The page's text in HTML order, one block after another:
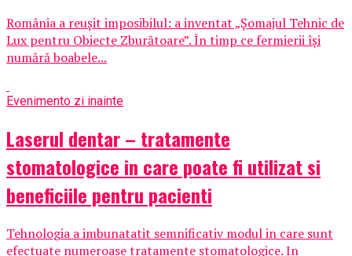
România a reușit imposibilul: a inventat „Șomajul Tehnic de
Lux pentru Obiecte Zburătoare”. În timp ce fermierii își
numără boabele...
Evenimento zi inainte
Laserul dentar – tratamente
stomatologice in care poate fi utilizat si
beneficiile pentru pacienti
Tehnologia a imbunatatit semnificativ modul in care sunt
efectuate numeroase tratamente stomatologice. In